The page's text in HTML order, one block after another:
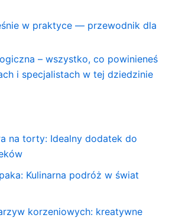
w praktyce — przewodnik dla
– wszystko, co powinieneś
i specjalistach w tej dziedzinie
na torty: Idealny dodatek do
Kulinarna podróż w świat
korzeniowych: kreatywne